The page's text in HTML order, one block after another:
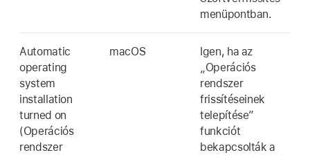
menüpontban.
Automatic
operating
system
installation
turned on
(Operációs
rendszer
macOS
Igen, ha az
„Operációs
rendszer
frissítéseinek
telepítése”
funkciót
bekapcsolták a